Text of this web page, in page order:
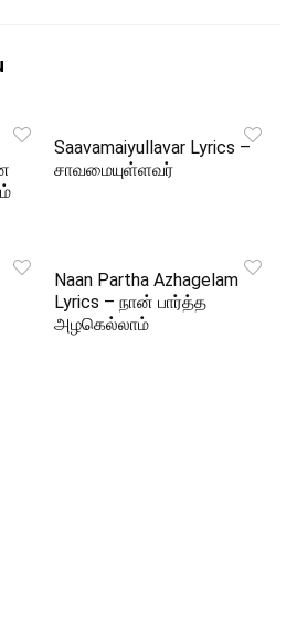
Saavamaiyullavar Lyrics –
சாவமையுள்ளவர்
Naan Partha Azhagelam
Lyrics – நான் பார்த்த
அழகெல்லாம்